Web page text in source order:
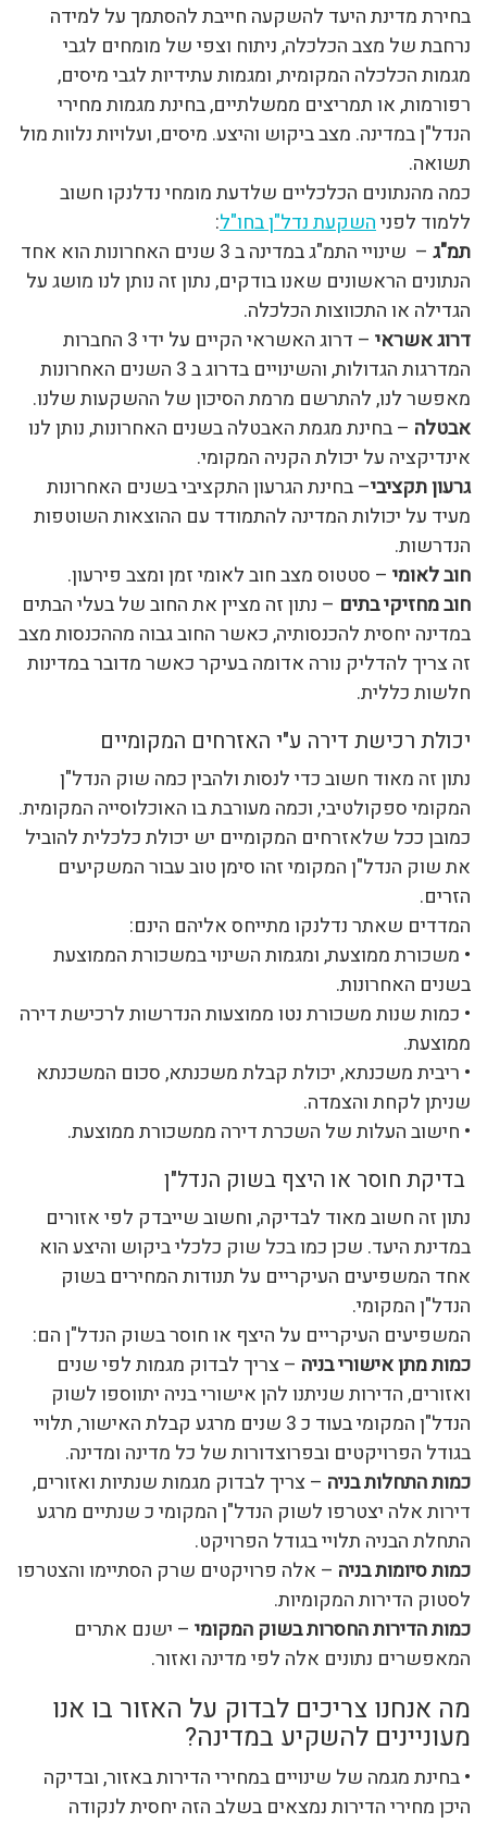
בחירת מדינת היעד להשקעה חייבת להסתמך על למידה
נרחבת של מצב הכלכלה, ניתוח וצפי של מומחים לגבי
מגמות הכלכלה המקומית, ומגמות עתידיות לגבי מיסים,
רפורמות, או תמריצים ממשלתיים, בחינת מגמות מחירי
הנדל"ן במדינה. מצב ביקוש והיצע. מיסים, ועלויות נלוות מול
תשואה.
כמה מהנתונים הכלכליים שלדעת מומחי נדלנקו חשוב
ללמוד לפניהשקעת נדל"ן בחו"ל:
תמ"ג
– שינויי התמ"ג במדינה ב 3 שנים האחרונות הוא אחד
הנתונים הראשונים שאנו בודקים, נתון זה נותן לנו מושג על
הגדילה או התכווצות הכלכלה.
דרוג אשראי
– דרוג האשראי הקיים על ידי 3 החברות
המדרגות הגדולות, והשינויים בדרוג ב 3 השנים האחרונות
מאפשר לנו, להתרשם מרמת הסיכון של ההשקעות שלנו.
אבטלה – בחינת מגמת האבטלה בשנים האחרונות, נותן לנו
אינדיקציה על יכולת הקניה המקומי.
גרעון תקציבי– בחינת הגרעון התקציבי בשנים האחרונות
מעיד על יכולות המדינה להתמודד עם ההוצאות השוטפות
הנדרשות.
חוב לאומי – סטטוס מצב חוב לאומי זמן ומצב פירעון.
חוב מחזיקי בתים – נתון זה מציין את החוב של בעלי הבתים
במדינה יחסית להכנסותיה, כאשר החוב גבוה מההכנסות מצב
זה צריך להדליק נורה אדומה בעיקר כאשר מדובר במדינות
חלשות כללית.
יכולת רכישת דירה ע"י האזרחים המקומיים
נתון זה מאוד חשוב כדי לנסות ולהבין כמה שוק הנדל"ן
המקומי ספקולטיבי, וכמה מעורבת בו האוכלוסייה המקומית.
כמובן ככל שלאזרחים המקומיים יש יכולת כלכלית להוביל
את שוק הנדל"ן המקומי זהו סימן טוב עבור המשקיעים
הזרים.
המדדים שאתר נדלנקו מתייחס אליהם הינם:
• משכורת ממוצעת, ומגמות השינוי במשכורת הממוצעת
בשנים האחרונות.
• כמות שנות משכורת נטו ממוצעות הנדרשות לרכישת דירה
ממוצעת.
• ריבית משכנתא, יכולת קבלת משכנתא, סכום המשכנתא
שניתן לקחת והצמדה.
• חישוב העלות של השכרת דירה ממשכורת ממוצעת.
בדיקת חוסר או היצף בשוק הנדל"ן
נתון זה חשוב מאוד לבדיקה, וחשוב שייבדק לפי אזורים
במדינת היעד. שכן כמו בכל שוק כלכלי ביקוש והיצע הוא
אחד המשפיעים העיקריים על תנודות המחירים בשוק
הנדל"ן המקומי.
המשפיעים העיקריים על היצף או חוסר בשוק הנדל"ן הם:
כמות מתן אישורי בניה – צריך לבדוק מגמות לפי שנים
ואזורים, הדירות שניתנו להן אישורי בניה יתווספו לשוק
הנדל"ן המקומי בעוד כ 3 שנים מרגע קבלת האישור, תלויי
בגודל הפרויקטים ובפרוצדורות של כל מדינה ומדינה.
כמות התחלות בניה – צריך לבדוק מגמות שנתיות ואזורים,
דירות אלה יצטרפו לשוק הנדל"ן המקומי כ שנתיים מרגע
התחלת הבניה תלויי בגודל הפרויקט.
כמות סיומות בניה – אלה פרויקטים שרק הסתיימו והצטרפו
לסטוק הדירות המקומיות.
כמות הדירות החסרות בשוק המקומי – ישנם אתרים
המאפשרים נתונים אלה לפי מדינה ואזור.
מה אנחנו צריכים לבדוק על האזור בו אנו
מעוניינים להשקיע במדינה?
• בחינת מגמה של שינויים במחירי הדירות באזור, ובדיקה
היכן מחירי הדירות נמצאים בשלב הזה יחסית לנקודה